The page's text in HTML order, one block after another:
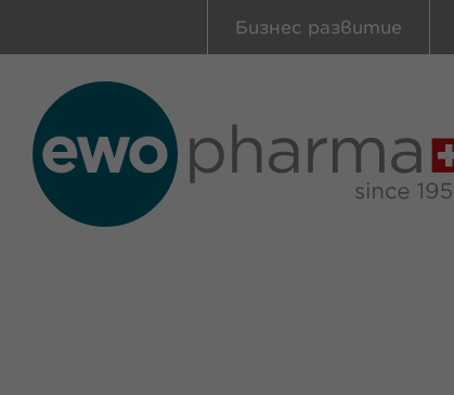
Бизнес развитие